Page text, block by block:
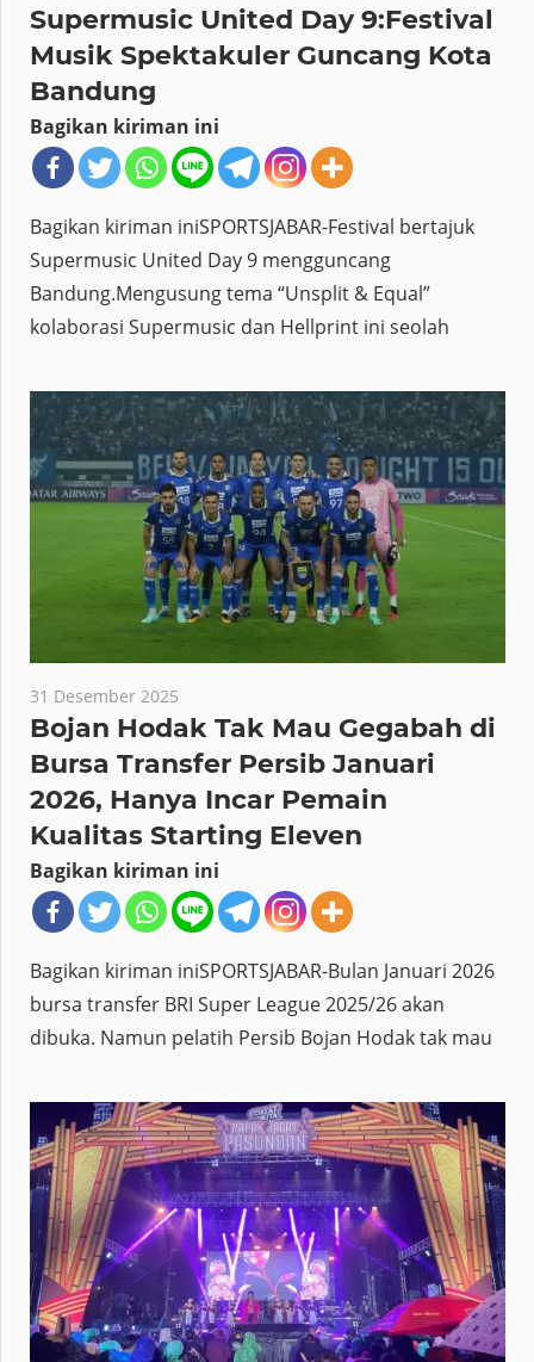
Supermusic United Day 9:Festival
Musik Spektakuler Guncang Kota
Bandung
Bagikan kiriman ini
Bagikan kiriman iniSPORTSJABAR-Festival bertajuk
Supermusic United Day 9 mengguncang
Bandung.Mengusung tema “Unsplit & Equal”
kolaborasi Supermusic dan Hellprint ini seolah
31 Desember 2025
Bojan Hodak Tak Mau Gegabah di
Bursa Transfer Persib Januari
2026, Hanya Incar Pemain
Kualitas Starting Eleven
Bagikan kiriman ini
Bagikan kiriman iniSPORTSJABAR-Bulan Januari 2026
bursa transfer BRI Super League 2025/26 akan
dibuka. Namun pelatih Persib Bojan Hodak tak mau